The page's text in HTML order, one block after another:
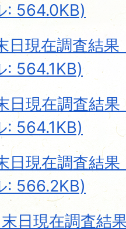
: 564.0KB)
日現在調査結
: 564.1KB)
日現在調査結
: 564.1KB)
日現在調査結
: 566.2KB)
日現在調査結